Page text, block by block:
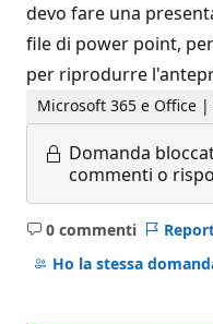
devo fare una
file di power point,
per riprodurre
Microsoft 365 e Office
Domanda
commenti o
0 commenti
Nessun
commento
Ho la stessa